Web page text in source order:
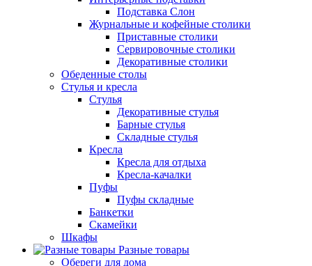
Подставка Слон
Журнальные и кофейные столики
Приставные столики
Сервировочные столики
Декоративные столики
Обеденные столы
Стулья и кресла
Стулья
Декоративные стулья
Барные стулья
Складные стулья
Кресла
Кресла для отдыха
Кресла-качалки
Пуфы
Пуфы складные
Банкетки
Скамейки
Шкафы
Разные товары
Обереги для дома